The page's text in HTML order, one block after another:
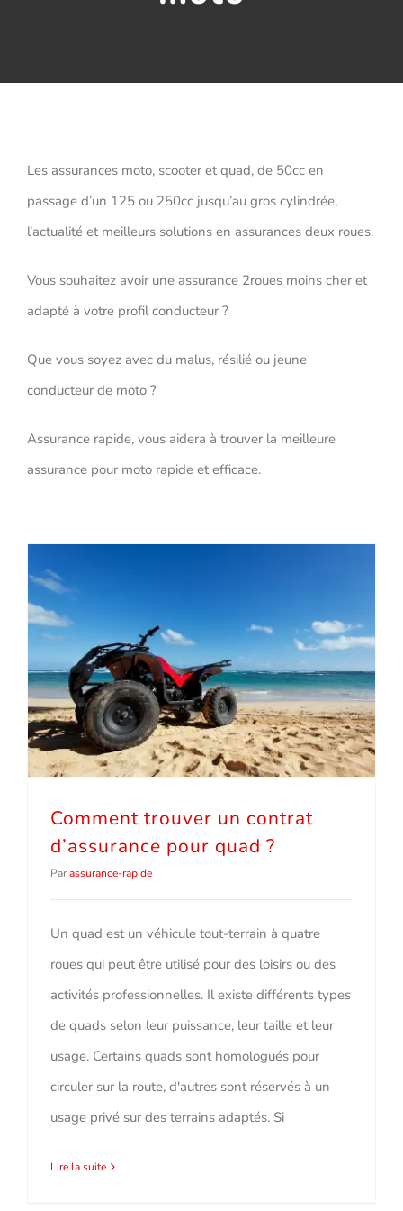
Les assurances moto, scooter et quad, de 50cc en
passage d’un 125 ou 250cc jusqu’au gros cylindrée,
l’actualité et meilleurs solutions en assurances deux roues.
Vous souhaitez avoir une assurance 2roues moins cher et
adapté à votre profil conducteur ?
Que vous soyez avec du malus, résilié ou jeune
conducteur de moto ?
Assurance rapide, vous aidera à trouver la meilleure
assurance pour moto rapide et efficace.
Comment trouver un contrat
d’assurance pour quad ?
Parassurance-rapide
Un quad est un véhicule tout-terrain à quatre
roues qui peut être utilisé pour des loisirs ou des
activités professionnelles. Il existe différents types
de quads selon leur puissance, leur taille et leur
usage. Certains quads sont homologués pour
circuler sur la route, d'autres sont réservés à un
usage privé sur des terrains adaptés. Si
Lire la suite